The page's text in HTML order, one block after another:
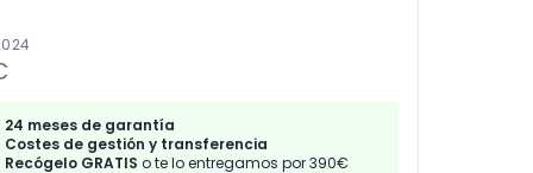
24 meses de garantía
Costes de gestión y transferencia
Recógelo GRATIS o te lo entregamos por 390€